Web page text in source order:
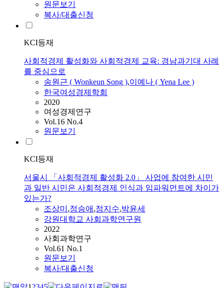
원문보기
복사/대출신청
KCI등재
사회적경제 활성화와 사회적경제 교육: 경남과기대 사례
를 중심으로
송원근 ( Wonkeun Song ),이예나 ( Yena Lee )
한국여성경제학회
2020
여성경제연구
Vol.16 No.4
원문보기
KCI등재
서울시 「사회적경제 활성화 2.0」 사업에 참여한 시민
과 일반 시민은 사회적경제 인식과 임파워먼트에 차이가
있는가?
조상미 ,정승애 ,정지수,박윤세
강원대학교 사회과학연구원
2022
사회과학연구
Vol.61 No.1
원문보기
복사/대출신청